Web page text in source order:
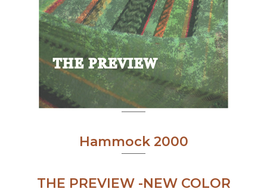
Hammock 2000
THE PREVIEW -NEW COLOR